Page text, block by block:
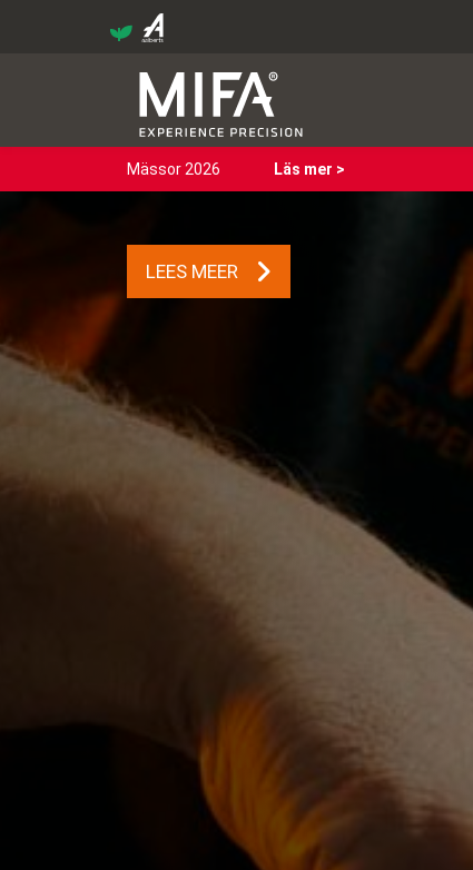
Mässor 2026 Läs mer >
LEES MEER